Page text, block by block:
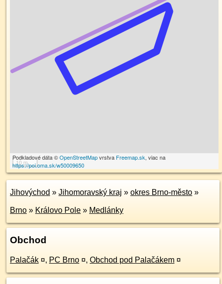
10 m
Podkladové dáta ©OpenStreetMapvrstva Freemap.sk, viac na
https://poi.oma.sk/w50009650
Jihovýchod » Jihomoravský kraj » okres Brno-město »
Brno » Královo Pole » Medlánky
Obchod
Palačák ¤, PC Brno ¤, Obchod pod Palačákem ¤